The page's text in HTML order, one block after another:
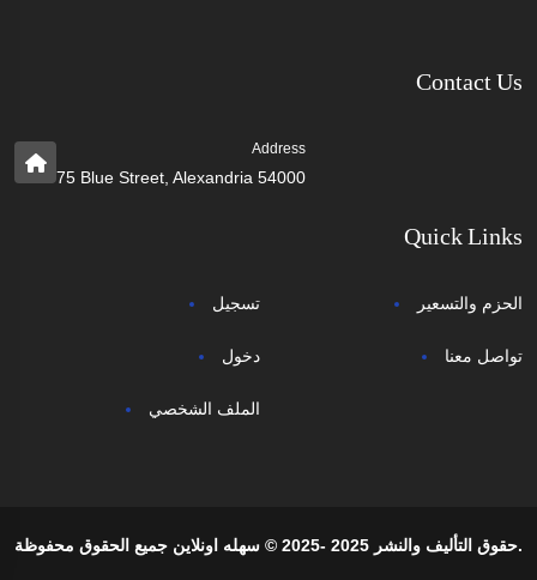
Contact Us
Address
75 Blue Street, Alexandria 54000
Quick Links
تسجيل
دخول
الملف الشخصي
الحزم والتسعير
تواصل معنا
حقوق التأليف والنشر 2025 -2025 © سهله اونلاين جميع الحقوق محفوظة.